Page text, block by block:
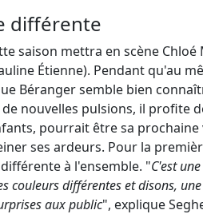
différente
saison mettra en scène
Étienne). Pendant qu'au
Béranger semble bien
nouvelles pulsions, il profite
pourrait être sa prochaine
ses ardeurs. Pour la
à l'ensemble. "C'est
couleurs différentes et disons,
aux public", explique